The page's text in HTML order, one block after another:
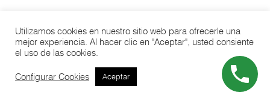
Utilizamos cookies en nuestro sitio web para ofrecerle una
mejor experiencia. Al hacer clic en "Aceptar", usted consiente
el uso de las cookies.
Configurar Cookies Aceptar